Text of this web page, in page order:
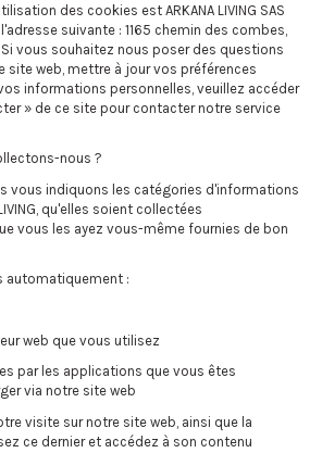
des cookies est ARKANA LIVING SAS
suivante : 1165 chemin des combes,
vous souhaitez nous poser des questions
site web, mettre à jour vos préférences
informations personnelles, veuillez accéder
» de ce site pour contacter notre service
nous ?
vous indiquons les catégories d'informations
qu'elles soient collectées
vous les ayez vous-même fournies de bon
automatiquement :
web que vous utilisez
par les applications que vous êtes
via notre site web
visite sur notre site web, ainsi que la
ce dernier et accédez à son contenu